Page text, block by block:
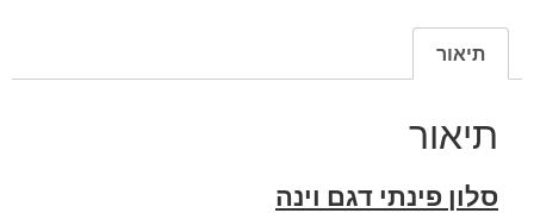
תיאור
תיאור
סלון פינתי דגם וינה